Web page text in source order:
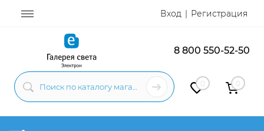
Вход Регистрация
8 800 550-52-50
0 0